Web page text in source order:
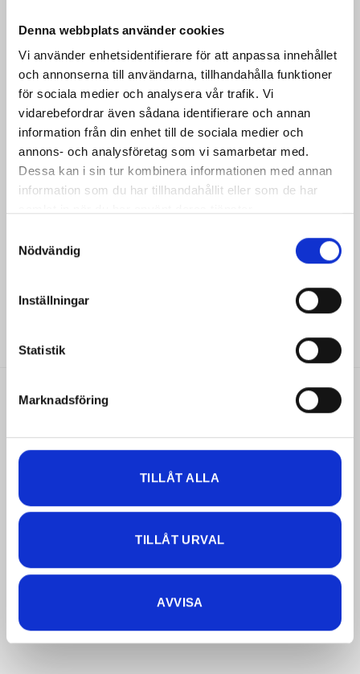
FÅ VÅRT NYHETSBREV
Anmäl dig här för att bli uppdaterad med nyheter,
trender & VIP events
post
Integritetspolicy
Ja tack, jag vill ta emot nyhetsbrev från Depend och
godkänner att ni sparar mina personuppgifter, namn och
×
Denna webbplats använder cookies
Vi använder enhetsidentifierare för att anpassa innehållet
och annonserna till användarna, tillhandahålla funktioner
för sociala medier och analysera vår trafik. Vi
vidarebefordrar även sådana identifierare och annan
information från din enhet till de sociala medier och
annons- och analysföretag som vi samarbetar med.
Dessa kan i sin tur kombinera informationen med annan
information som du har tillhandahållit eller som de har
Nödvändig
Inställningar
Statistik
Marknadsföring
TILLÅT ALLA
TILLÅT URVAL
AVVISA
NAGLAR NAGLAR
önskelistan
NAGLAR
FINLAND (MATTE)